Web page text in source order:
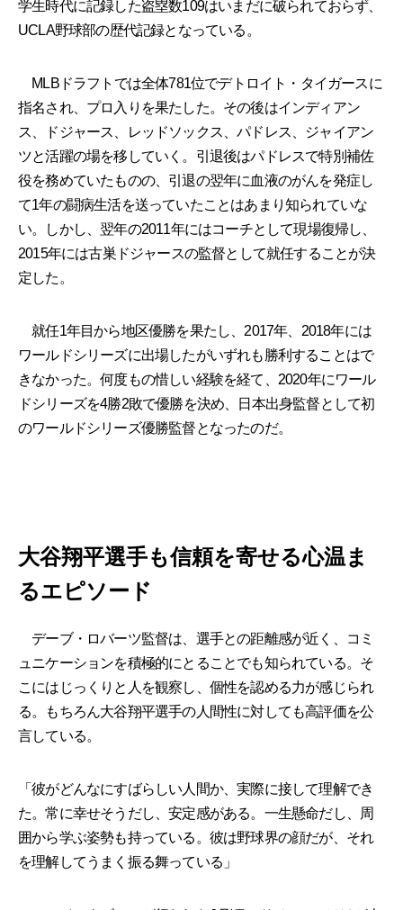
学生時代に記録した盗塁数109はいまだに破られておらず、
UCLA野球部の歴代記録となっている。
MLBドラフトでは全体781位でデトロイト・タイガースに
指名され、プロ入りを果たした。その後はインディアン
ス、ドジャース、レッドソックス、パドレス、ジャイアン
ツと活躍の場を移していく。引退後はパドレスで特別補佐
役を務めていたものの、引退の翌年に血液のがんを発症し
て1年の闘病生活を送っていたことはあまり知られていな
い。しかし、翌年の2011年にはコーチとして現場復帰し、
2015年には古巣ドジャースの監督として就任することが決
定した。
就任1年目から地区優勝を果たし、2017年、2018年には
ワールドシリーズに出場したがいずれも勝利することはで
きなかった。何度もの惜しい経験を経て、2020年にワール
ドシリーズを4勝2敗で優勝を決め、日本出身監督として初
のワールドシリーズ優勝監督となったのだ。
大谷翔平選手も信頼を寄せる心温ま
るエピソード
デーブ・ロバーツ監督は、選手との距離感が近く、コミ
ュニケーションを積極的にとることでも知られている。そ
こにはじっくりと人を観察し、個性を認める力が感じられ
る。もちろん大谷翔平選手の人間性に対しても高評価を公
言している。
「彼がどんなにすばらしい人間か、実際に接して理解でき
た。常に幸せそうだし、安定感がある。一生懸命だし、周
囲から学ぶ姿勢も持っている。彼は野球界の顔だが、それ
を理解してうまく振る舞っている」